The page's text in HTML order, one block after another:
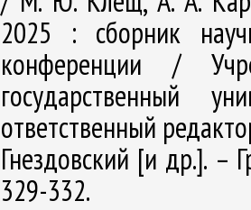
2025 : сборник
конференции /
государственный
ответственный
Гнездовский [и др.]. –
329-332.